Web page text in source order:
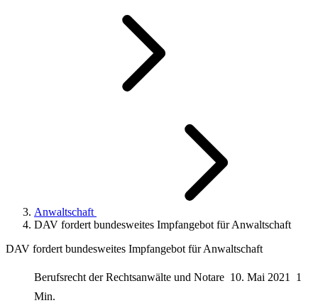
Anwaltschaft
DAV fordert bundesweites Impfangebot für Anwaltschaft
DAV fordert bundesweites Impfangebot für Anwaltschaft
Berufsrecht der Rechtsanwälte und Notare 10. Mai 2021
1
Min.